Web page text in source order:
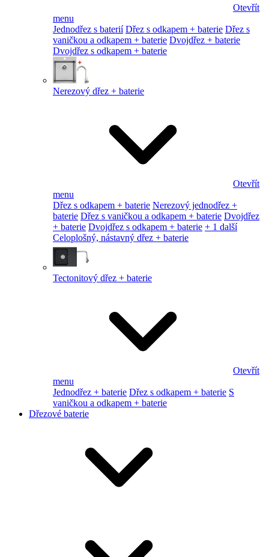
Otevřít
menu
Jednodřez s baterií Dřez s odkapem + baterie Dřez s
vaničkou a odkapem + baterie Dvojdřez + baterie
Dvojdřez s odkapem + baterie
Nerezový dřez + baterie
Otevřít
menu
Dřez s odkapem + baterie Nerezový jednodřez +
baterie Dřez s vaničkou a odkapem + baterie Dvojdřez
+ baterie Dvojdřez s odkapem + baterie + 1 další
Celoplošný, nástavný dřez + baterie
Tectonitový dřez + baterie
Otevřít
menu
Jednodřez + baterie Dřez s odkapem + baterie S
vaničkou a odkapem + baterie
Dřezové baterie